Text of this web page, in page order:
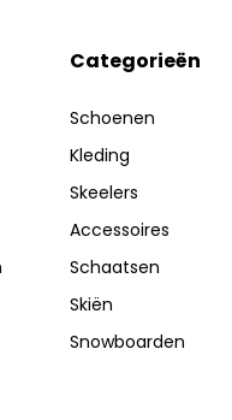
Categorieën
Schoenen
Kleding
Skeelers
Accessoires
Schaatsen
Skiën
Snowboarden